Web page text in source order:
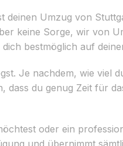
Umzug von
keine Sorge, wir von
bestmöglich auf
Je nachdem, wie viel
du genug Zeit für
oder ein
und übernimmt